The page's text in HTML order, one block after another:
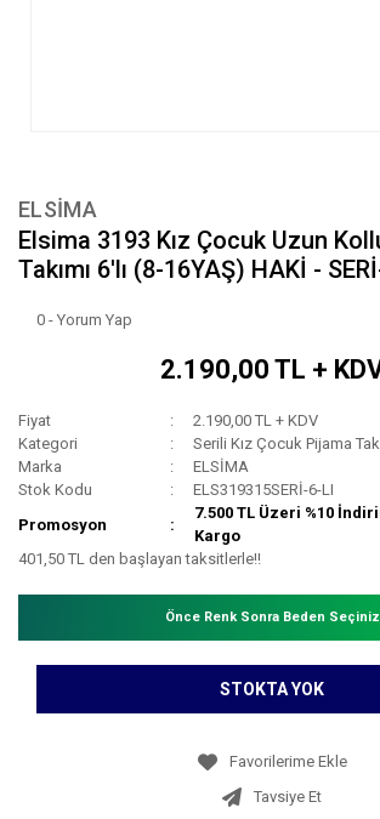
ELSİMA
Elsima 3193 Kız Çocuk Uzun
Takımı 6'lı (8-16YAŞ) HAKİ -
0 - Yorum Yap
2.190,00 TL +
Fiyat
2.190,00 TL + KDV
Kategori
Serili Kız Çocuk Pijama
Marka
ELSİMA
Stok Kodu
ELS319315SERİ-6-LI
Promosyon
7.500 TL Üzeri %10
Kargo
401,50 TL den başlayan taksitlerle!!
Önce Renk Sonra Beden Seçiniz
STOKTA YOK
Tavsiye Et